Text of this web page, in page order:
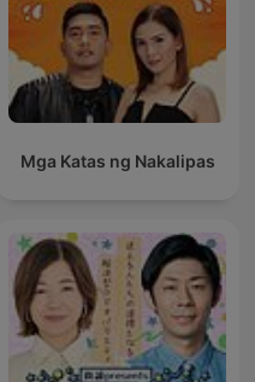
Mga Katas ng Nakalipas